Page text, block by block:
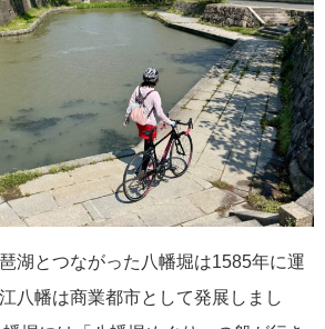
湖とつながった八幡堀は1585年に運
八幡は商業都市として発展しまし